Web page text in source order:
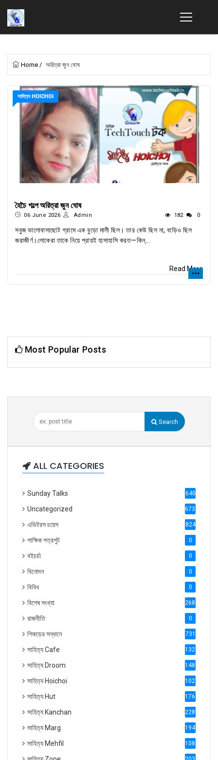
Home / অরিত্রা জুন ঘোষ
সাহিত্য HOICHOI
হৈচৈ গল্পে অরিত্রা জুন ঘোষ
06 June 2026 Admin 182 0
সবুজ ভালোবাসাছোট গ্রামে এক বুড়ো মালী ছিল। তার কেউ ছিল না, বাড়িও ছিল
জরাজীর্ণ।লোকেরা তাকে নিয়ে প্রায়ই হাসাহাসি করত—কিন্...
Read More
Most Popular Posts
Search
ALL CATEGORIES
Sunday Talks 640
Uncategorized 6738
এডিটরস চয়েস 824
পাক্ষিক পত্রপুট 0
বইচর্চা 0
বিনোদন 0
বিবিধ 0
বিশেষ সংখ্যা 2686
রাজনীতি 0
শিকড়ের সন্ধানে 731
সাহিত্য Cafe 1321
সাহিত্য Droom 1488
সাহিত্য Hoichoi 1027
সাহিত্য Hut 1769
সাহিত্য Kanchan 2287
সাহিত্য Marg 1947
সাহিত্য Mehfil 1088